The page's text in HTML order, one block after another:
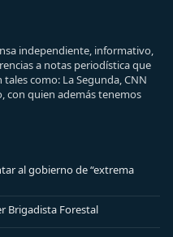
independiente, informativo,
a notas periodística que
como: La Segunda, CNN
con quien además tenemos
al gobierno de “extrema
Brigadista Forestal